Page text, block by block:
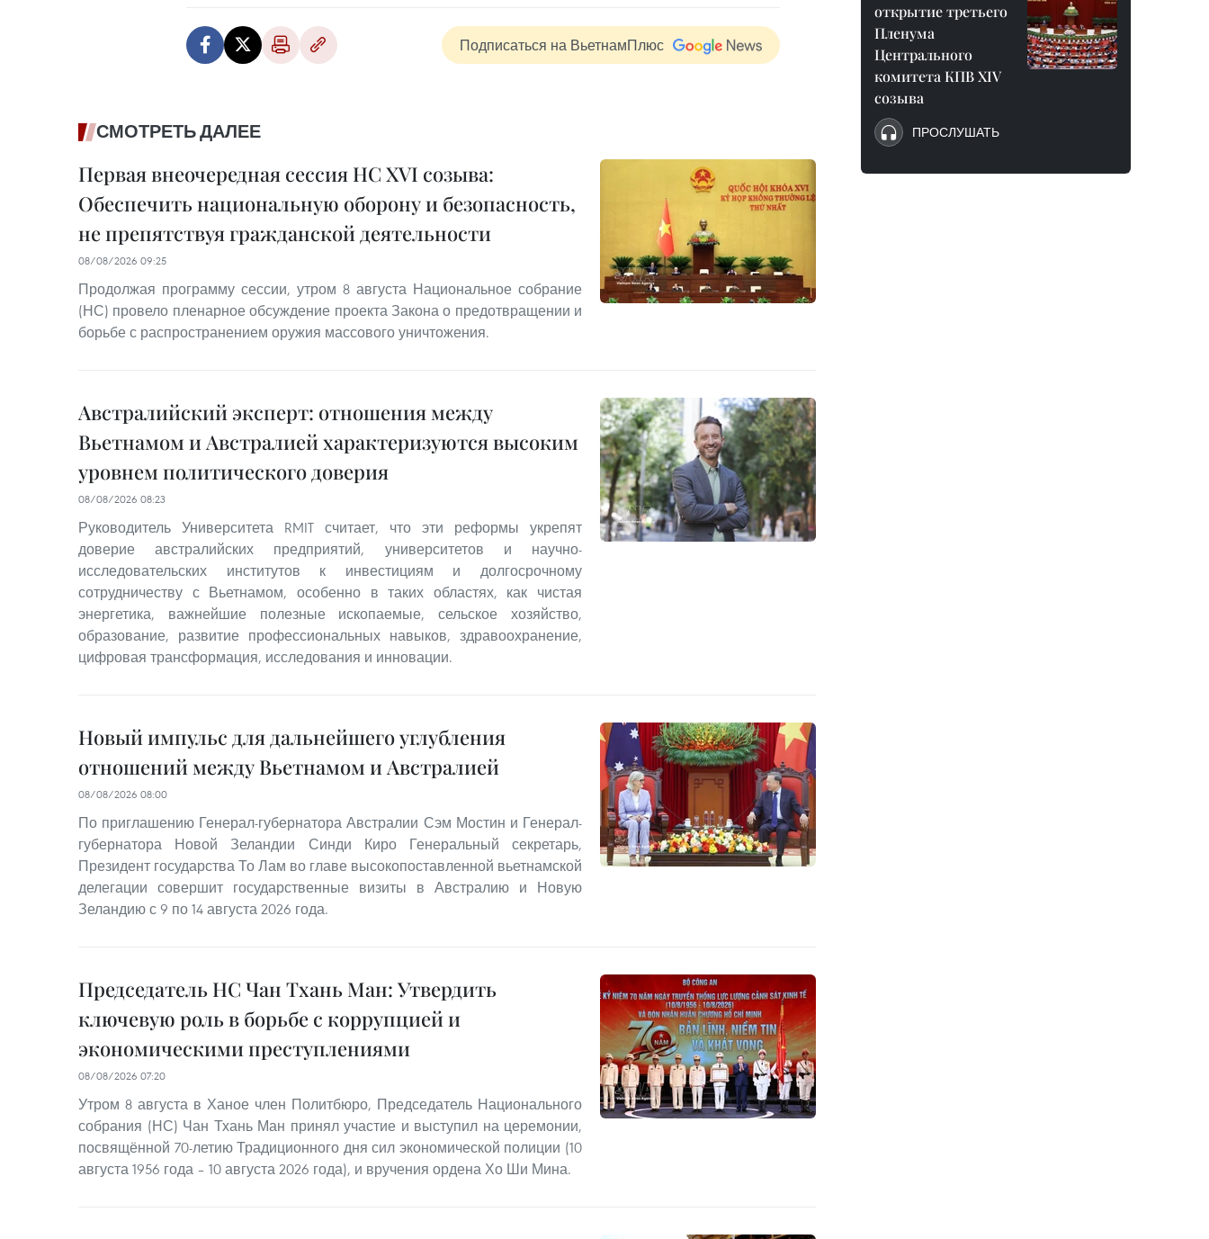
Подписаться на ВьетнамПлюс
СМОТРЕТЬ ДАЛЕЕ
Первая внеочередная сессия НС XVI созыва:
Обеспечить национальную оборону и безопасность,
не препятствуя гражданской деятельности
08/08/2026 09:25
Продолжая программу сессии, утром 8 августа Национальное собрание
(НС) провело пленарное обсуждение проекта Закона о предотвращении и
борьбе с распространением оружия массового уничтожения.
Австралийский эксперт: отношения между
Вьетнамом и Австралией характеризуются высоким
уровнем политического доверия
08/08/2026 08:23
Руководитель Университета RMIT считает, что эти реформы укрепят
доверие австралийских предприятий, университетов и научно-
исследовательских институтов к инвестициям и долгосрочному
сотрудничеству с Вьетнамом, особенно в таких областях, как чистая
энергетика, важнейшие полезные ископаемые, сельское хозяйство,
образование, развитие профессиональных навыков, здравоохранение,
цифровая трансформация, исследования и инновации.
Новый импульс для дальнейшего углубления
отношений между Вьетнамом и Австралией
08/08/2026 08:00
По приглашению Генерал-губернатора Австралии Сэм Мостин и Генерал-
губернатора Новой Зеландии Синди Киро Генеральный секретарь,
Президент государства То Лам во главе высокопоставленной вьетнамской
делегации совершит государственные визиты в Австралию и Новую
Зеландию с 9 по 14 августа 2026 года.
Председатель НС Чан Тхань Ман: Утвердить
ключевую роль в борьбе с коррупцией и
экономическими преступлениями
08/08/2026 07:20
Утром 8 августа в Ханое член Политбюро, Председатель Национального
собрания (НС) Чан Тхань Ман принял участие и выступил на церемонии,
посвящённой 70-летию Традиционного дня сил экономической полиции (10
августа 1956 года – 10 августа 2026 года), и вручения ордена Хо Ши Мина.
открытие третьего
Пленума
Центрального
комитета КПВ XIV
созыва
ПРОСЛУШАТЬ